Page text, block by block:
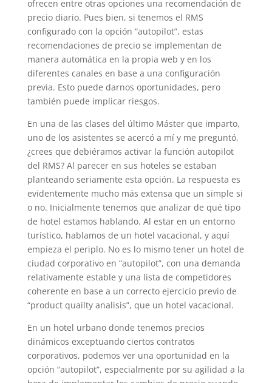
ofrecen entre otras opciones una recomendación de
precio diario. Pues bien, si tenemos el RMS
configurado con la opción “autopilot”, estas
recomendaciones de precio se implementan de
manera automática en la propia web y en los
diferentes canales en base a una configuración
previa. Esto puede darnos oportunidades, pero
también puede implicar riesgos.
En una de las clases del último Máster que imparto,
uno de los asistentes se acercó a mí y me preguntó,
¿crees que debiéramos activar la función autopilot
del RMS? Al parecer en sus hoteles se estaban
planteando seriamente esta opción. La respuesta es
evidentemente mucho más extensa que un simple si
o no. Inicialmente tenemos que analizar de qué tipo
de hotel estamos hablando. Al estar en un entorno
turístico, hablamos de un hotel vacacional, y aquí
empieza el periplo. No es lo mismo tener un hotel de
ciudad corporativo en “autopilot”, con una demanda
relativamente estable y una lista de competidores
coherente en base a un correcto ejercicio previo de
“product quailty analisis”, que un hotel vacacional.
En un hotel urbano donde tenemos precios
dinámicos exceptuando ciertos contratos
corporativos, podemos ver una oportunidad en la
opción “autopilot”, especialmente por su agilidad a la